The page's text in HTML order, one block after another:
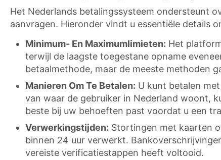
Het Nederlands betalingssysteem ondersteunt
aanvragen. Hieronder vindt u essentiële details
Minimum- En Maximumlimieten: Het
terwijl de laagste toegestane opname
betaalmethode, maar de meeste methoden
Manieren Om Te Betalen: U kunt betalen
van waar de gebruiker in Nederland woont,
beste bij uw behoeften past voordat u een
Verwerkingstijden: Stortingen met kaarten
binnen 24 uur verwerkt.
vereiste verificatiestappen heeft voltooid.